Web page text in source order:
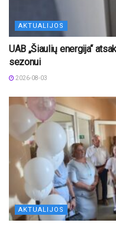
AKTUALIJOS
UAB „Šiaulių energija“
sezonui
2026-08-03
AKTUALIJOS